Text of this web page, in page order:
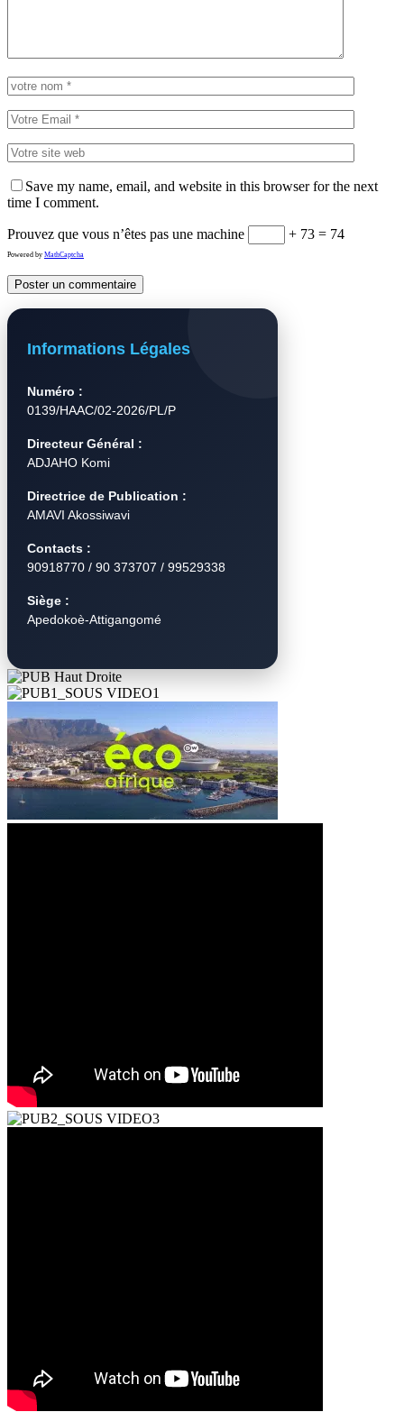
Save my name, email, and website in this browser for the next
time I comment.
Prouvez que vous n’êtes pas une machine + 73 = 74
Powered by MathCaptcha
Informations Légales
Numéro :
0139/HAAC/02-2026/PL/P
Directeur Général :
ADJAHO Komi
Directrice de Publication :
AMAVI Akossiwavi
Contacts :
90918770 / 90 373707 / 99529338
Siège :
Apedokoè-Attigangomé